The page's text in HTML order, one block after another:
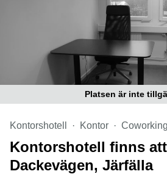
Platsen är inte
Kontorshotell Kontor Coworking
Kontorshotell finns
Dackevägen, Järfälla